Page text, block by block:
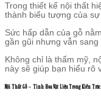
Trong thiết kế nội thất
thành biểu tượng của
Sức hấp dẫn của gỗ
gần gũi nhưng vẫn
Không chỉ là thẩm mỹ,
này sẽ giúp bạn hiểu rõ
Nội Thất Gỗ – Tinh Hoa Vật Liệu Trong Kiến Trúc